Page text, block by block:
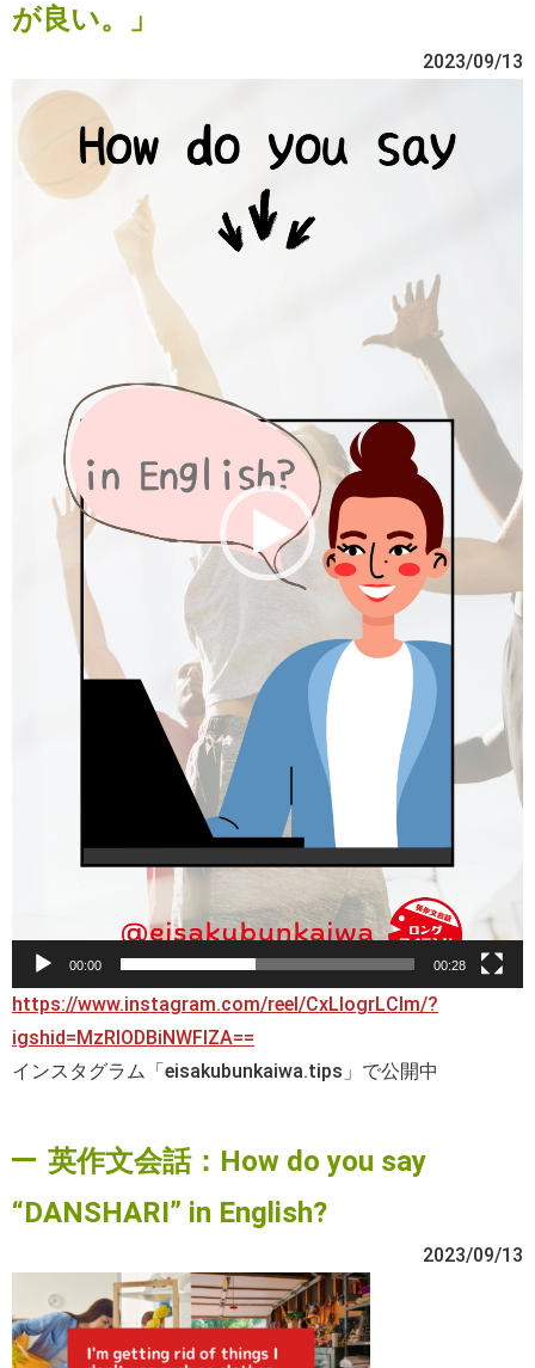
が良い。」
2023/09/13
画
プ
00:00 00:28
https://www.instagram.com/reel/CxLIogrLCIm/?
igshid=MzRlODBiNWFlZA==
インスタグラム「eisakubunkaiwa.tips」で公開中
英作文会話：How do you say
“DANSHARI” in English?
2023/09/13